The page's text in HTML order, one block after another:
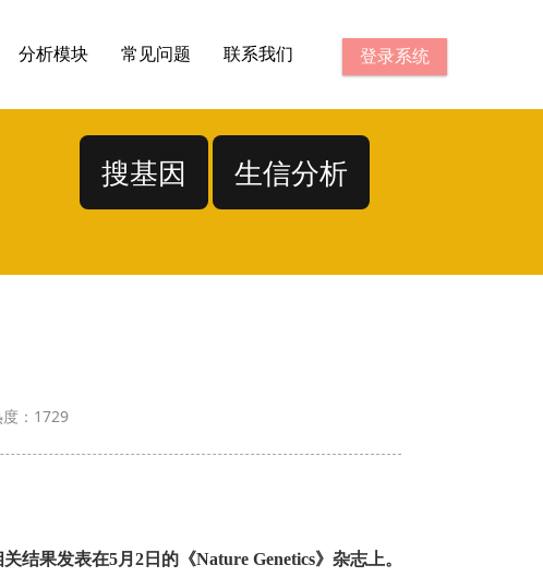
分析模块 常见问题 联系我们 登录系统
搜基因 生信分析
：1729
果发表在5月2日的《Nature Genetics》杂志上。